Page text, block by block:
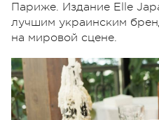
Париже. Издание Elle
лучшим украинским
на мировой сцене.